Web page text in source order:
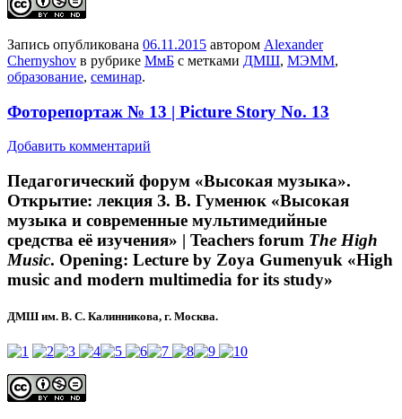
Запись опубликована 06.11.2015 автором Alexander
Chernyshov в рубрике МмБ с метками ДМШ, МЭММ,
образование, семинар.
Фоторепортаж № 13 | Picture Story No. 13
Добавить комментарий
Педагогический форум «Высокая музыка».
Открытие: лекция З. В. Гуменюк «Высокая
музыка и современные мультимедийные
средства её изучения» | Teachers forum The High
Music. Opening: Lecture by Zoya Gumenyuk «High
music аnd modern multimedia for its study»
ДМШ им. В. С. Калинникова, г. Москва.